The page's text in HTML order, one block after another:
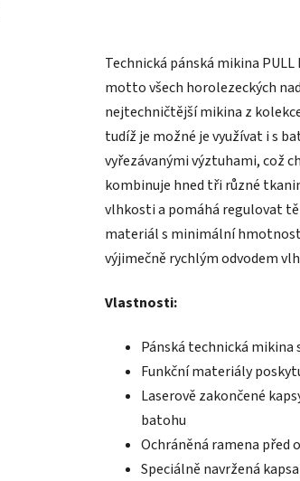
Technická pánská mikina
motto všech horolezeckých
nejtechničtější mikina z
tudíž je možné je využívat i s
vyřezávanými výztuhami, což
kombinuje hned tři různé
vlhkosti a pomáhá regulovat
materiál s minimální
výjimečně rychlým odvodem
Vlastnosti:
Pánská technická mikina
Funkční materiály
Laserově zakončené
batohu
Ochráněná ramena před
Speciálně navržená